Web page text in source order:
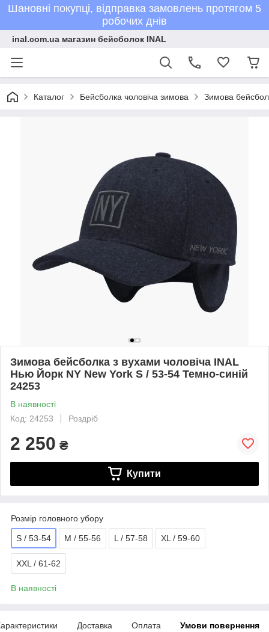
Шановні покупці, відправка замовлень протягом 5
робочих днів
inal.com.ua магазин бейсболок INAL
Каталог Бейсболка чоловіча зимова Зимова
Зимова бейсболка з вухами чоловіча INAL
Нью Йорк NY New York S / 53-54 Темно-синій
24253
В наявності
Код: 24253
Роздріб
2 250 ₴
Купити
Розмір головного убору
S / 53-54 M / 55-56 L / 57-58 XL / 59-60
XXL / 61-62
В наявності
Доставка Оплата Умови повернення